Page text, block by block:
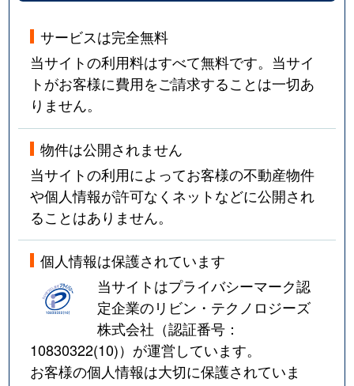
サービスは完全無料
当サイトの利用料はすべて無料です。当サイ
トがお客様に費用をご請求することは一切あ
りません。
物件は公開されません
当サイトの利用によってお客様の不動産物件
や個人情報が許可なくネットなどに公開され
ることはありません。
個人情報は保護されています
当サイトはプライバシーマーク認
定企業のリビン・テクノロジーズ
株式会社（認証番号：
10830322(10)）が運営しています。
お客様の個人情報は大切に保護されていま